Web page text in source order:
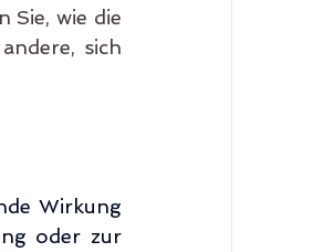
Sie, wie die
sich
Wirkung
oder zur